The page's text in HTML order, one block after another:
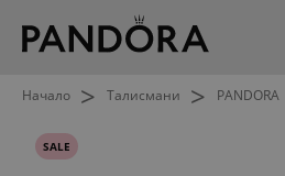
Начало > Талисмани > PANDORA
SALE